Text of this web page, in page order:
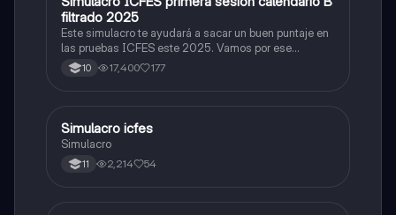
filtrado 2025
Este simulacro te ayudará a sacar un buen puntaje en
las pruebas ICFES este 2025. Vamos por ese
500/500. Y poder ser admitido en la universidad que
quieras, estudiar la carrera que quieres y no la que te
10 17,400 177
ICFES: Lectura Crítica
Simulacro icfes
Simulacro
11 2,214 54